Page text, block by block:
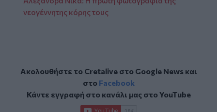
νεογέννητης κόρης τους
Ακολουθήστε το Cretalive στο Google Newsκαι
στο Facebook
Κάντε εγγραφή στο κανάλι μας στοYouTube